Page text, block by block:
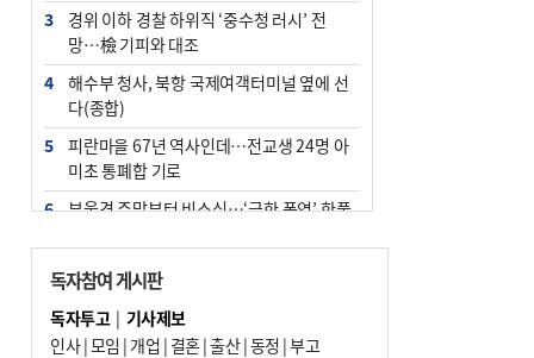
3
경위 이하 경찰 하위직 ‘중수청 러시’ 전
망…檢 기피와 대조
4
해수부 청사, 북항 국제여객터미널 옆에 선
다(종합)
5
피란마을 67년 역사인데…전교생 24명 아
미초 통폐합 기로
6
부울경 주말부터 비소식…‘극한 폭염’ 한풀
7
“낙동강권 삼락·을숙도·다대포 연결해 서
부산 관광 키우자”
8
오늘의 날씨- 2026년 8월 7일
독자참여 게시판
독자투고| 기사제보
인사|모임 | 개업 | 결혼|출산|동정 |부고